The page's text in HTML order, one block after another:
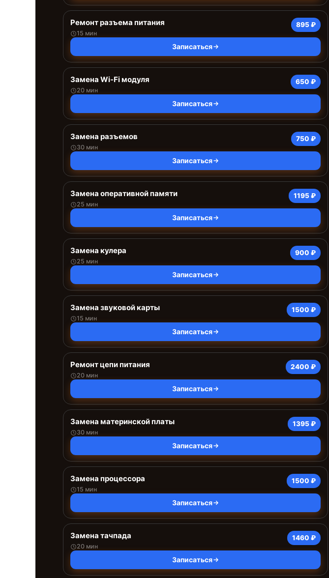
Ремонт разъема питания
15 мин
895 ₽
Записаться
Замена Wi-Fi модуля
20 мин
650 ₽
Записаться
Замена разъемов
30 мин
750 ₽
Записаться
Замена оперативной памяти
25 мин
1195 ₽
Записаться
Замена кулера
25 мин
900 ₽
Записаться
Замена звуковой карты
15 мин
1500 ₽
Записаться
Ремонт цепи питания
20 мин
2400 ₽
Записаться
Замена материнской платы
30 мин
1395 ₽
Записаться
Замена процессора
15 мин
1500 ₽
Записаться
Замена тачпада
20 мин
1460 ₽
Записаться